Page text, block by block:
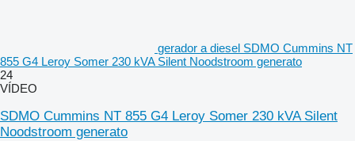
gerador a diesel SDMO Cummins NT
855 G4 Leroy Somer 230 kVA Silent Noodstroom generato
24
VÍDEO
SDMO Cummins NT 855 G4 Leroy Somer 230 kVA Silent
Noodstroom generato